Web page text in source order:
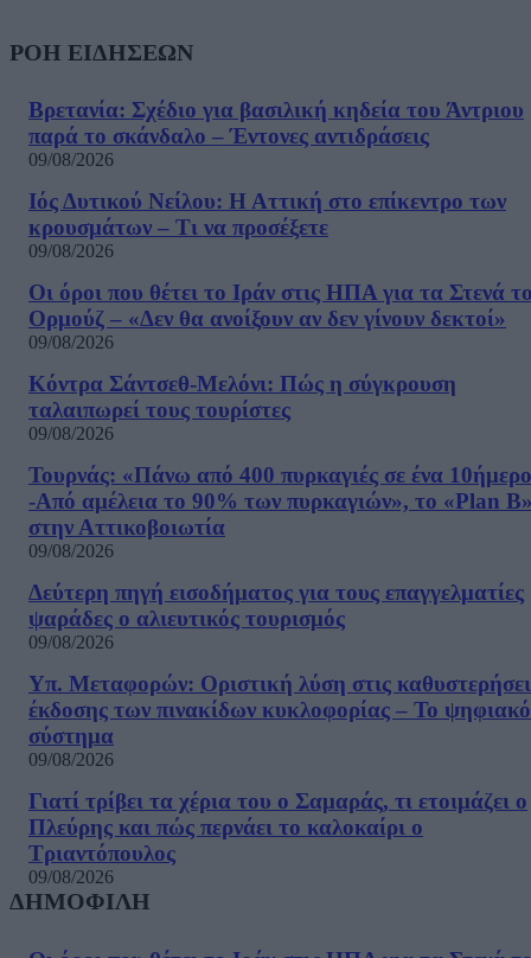
ΡΟΗ ΕΙΔΗΣΕΩΝ
Βρετανία: Σχέδιο για βασιλική κηδεία του Άντριου
παρά το σκάνδαλο – Έντονες αντιδράσεις
09/08/2026
Ιός Δυτικού Νείλου: Η Αττική στο επίκεντρο των
κρουσμάτων – Τι να προσέξετε
09/08/2026
Οι όροι που θέτει το Ιράν στις ΗΠΑ για τα Στενά
Ορμούζ – «Δεν θα ανοίξουν αν δεν γίνουν δεκτοί»
09/08/2026
Κόντρα Σάντσεθ-Μελόνι: Πώς η σύγκρουση
ταλαιπωρεί τους τουρίστες
09/08/2026
Τουρνάς: «Πάνω από 400 πυρκαγιές σε ένα 10ήμερο
-Από αμέλεια το 90% των πυρκαγιών», το «Plan
στην Αττικοβοιωτία
09/08/2026
Δεύτερη πηγή εισοδήματος για τους επαγγελματίες
ψαράδες ο αλιευτικός τουρισμός
09/08/2026
Υπ. Μεταφορών: Οριστική λύση στις
έκδοσης των πινακίδων κυκλοφορίας – Το ψηφιακό
σύστημα
09/08/2026
Γιατί τρίβει τα χέρια του ο Σαμαράς, τι ετοιμάζει ο
Πλεύρης και πώς περνάει το καλοκαίρι ο
Τριαντόπουλος
09/08/2026
ΔΗΜΟΦΙΛΗ